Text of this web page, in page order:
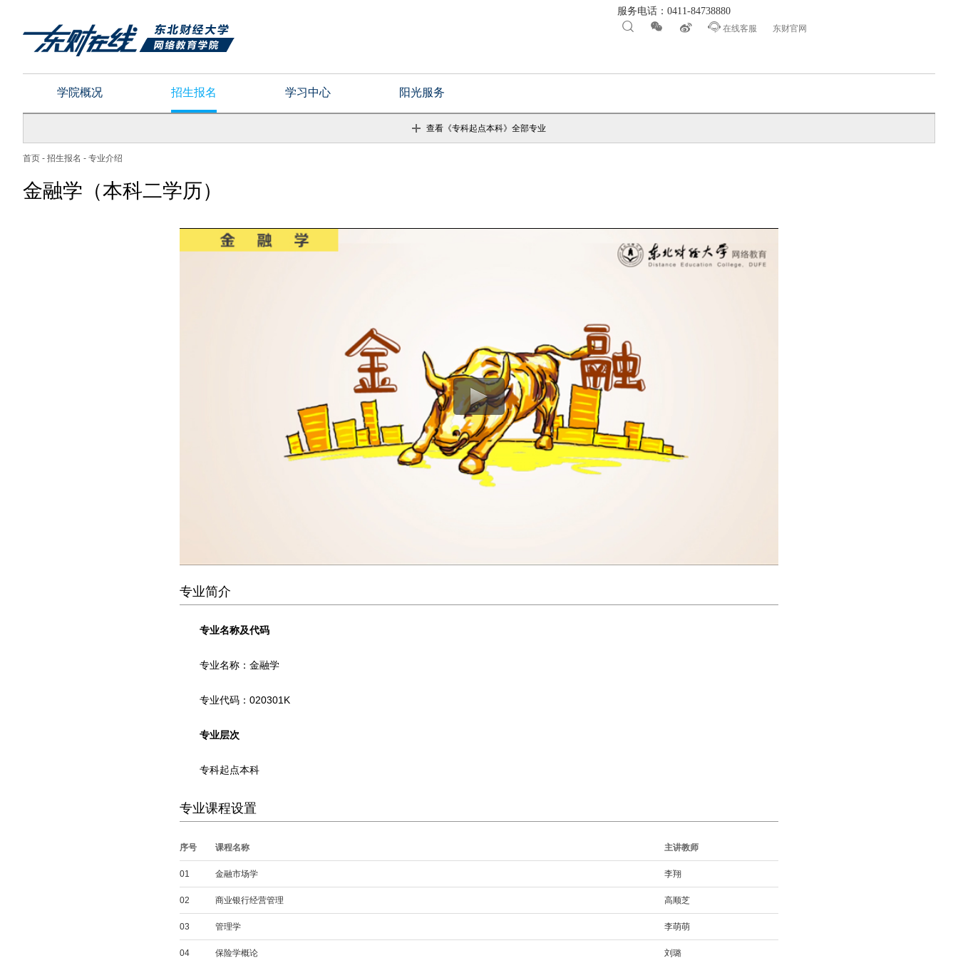
   在线客服 东财官网
服务电话：0411-84738880
学院概况 招生报名 学习中心 阳光服务
《专科起点本科》专业 :
法学（本科二学历）
人力资源管理（本科二学历） 市场营销 信息管理与信息系统
查看《专科起点本科》全部专业
首页 - 招生报名 - 专业介绍
金融学（本科二学历）
专业简介
专业名称及代码
专业名称：金融学
专业代码：020301K
专业层次
专科起点本科
专业课程设置
序号 课程名称 主讲教师
01 金融市场学 李翔
02 商业银行经营管理 高顺芝
03 管理学 李萌萌
04 保险学概论 刘璐